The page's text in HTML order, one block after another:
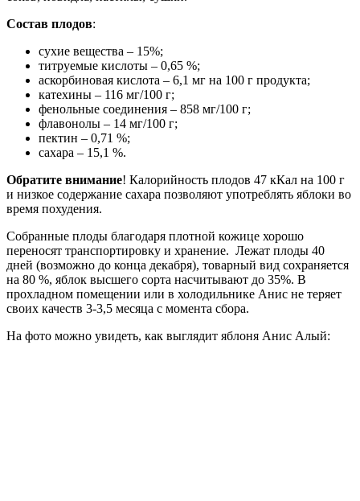
Состав плодов:
сухие вещества – 15%;
титруемые кислоты – 0,65 %;
аскорбиновая кислота – 6,1 мг на 100 г продукта;
катехины – 116 мг/100 г;
фенольные соединения – 858 мг/100 г;
флавонолы – 14 мг/100 г;
пектин – 0,71 %;
сахара – 15,1 %.
Обратите внимание! Калорийность плодов 47 кКал на 100 г
и низкое содержание сахара позволяют употреблять яблоки во
время похудения.
Собранные плоды благодаря плотной кожице хорошо
переносят транспортировку и хранение. Лежат плоды 40
дней (возможно до конца декабря), товарный вид сохраняется
на 80 %, яблок высшего сорта насчитывают до 35%. В
прохладном помещении или в холодильнике Анис не теряет
своих качеств 3-3,5 месяца с момента сбора.
На фото можно увидеть, как выглядит яблоня Анис Алый: